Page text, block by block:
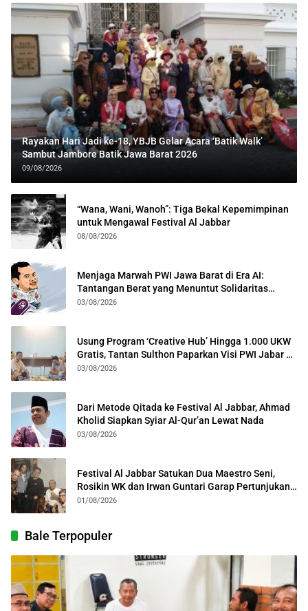
Rayakan Hari Jadi ke-18, YBJB Gelar Acara ‘Batik Walk’
Sambut Jambore Batik Jawa Barat 2026
09/08/2026
“Wana, Wani, Wanoh”: Tiga Bekal Kepemimpinan
untuk Mengawal Festival Al Jabbar
08/08/2026
Menjaga Marwah PWI Jawa Barat di Era AI:
Tantangan Berat yang Menuntut Solidaritas
Lintas Generasi
03/08/2026
Usung Program ‘Creative Hub’ Hingga 1.000 UKW
Gratis, Tantan Sulthon Paparkan Visi PWI Jabar di
Kota Bogor
03/08/2026
Dari Metode Qitada ke Festival Al Jabbar, Ahmad
Kholid Siapkan Syiar Al-Qur’an Lewat Nada
03/08/2026
Festival Al Jabbar Satukan Dua Maestro Seni,
Rosikin WK dan Irwan Guntari Garap Pertunjukan
Kolosal
01/08/2026
Bale Terpopuler